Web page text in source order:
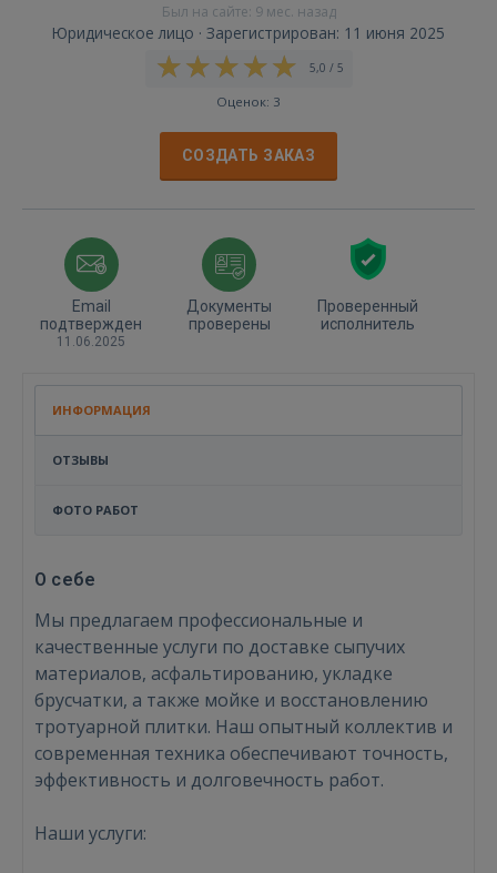
Был на сайте: 9 мес. назад
Юридическое лицо · Зарегистрирован: 11 июня 2025
5,0 / 5
Оценок: 3
СОЗДАТЬ ЗАКАЗ
Email
подтвержден
11.06.2025
Документы
проверены
Проверенный
исполнитель
ИНФОРМАЦИЯ
ОТЗЫВЫ
ФОТО РАБОТ
О себе
Мы предлагаем профессиональные и
качественные услуги по доставке сыпучих
материалов, асфальтированию, укладке
брусчатки, а также мойке и восстановлению
тротуарной плитки. Наш опытный коллектив и
современная техника обеспечивают точность,
эффективность и долговечность работ.
Наши услуги: